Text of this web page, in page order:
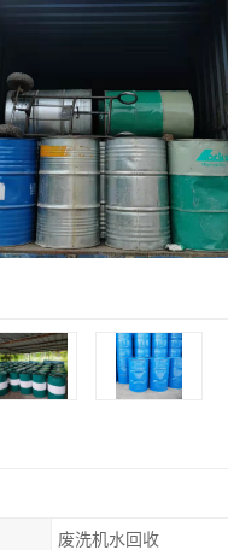
废洗机水回收